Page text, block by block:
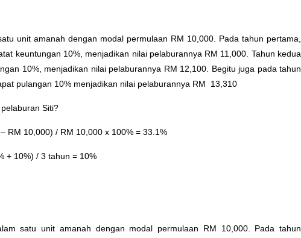
unit amanah dengan modal permulaan RM 10,000. Pada tahun pertama,
keuntungan 10%, menjadikan nilai pelaburannya RM 11,000. Tahun kedua
10%, menjadikan nilai pelaburannya RM 12,100. Begitu juga pada tahun
pulangan 10% menjadikan nilai pelaburannya RM 13,310
Siti?
RM 10,000) / RM 10,000 x 100% = 33.1%
+ 10%) / 3 tahun = 10%
satu unit amanah dengan modal permulaan RM 10,000. Pada tahun